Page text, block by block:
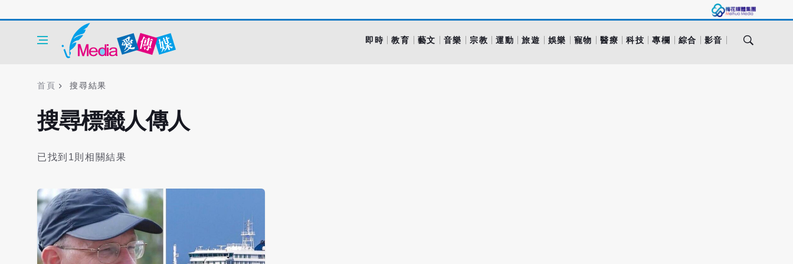
即時 教育 藝文 音樂 宗教 運動 旅遊 娛樂 寵物 醫療 科技 專欄 綜合 影音
首頁 搜尋結果
搜尋標籤人傳人
已找到1則相關結果